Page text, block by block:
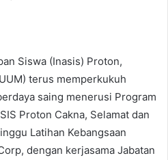
Siswa (Inasis) Proton,
terus memperkukuh
saing menerusi Program
Proton Cakna, Selamat dan
Latihan Kebangsaan
dengan kerjasama Jabatan